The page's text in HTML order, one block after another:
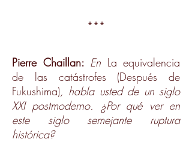
***
Pierre Chaillan: En La equivalencia
de las catástrofes
(Después de
Fukushima), habla usted de un siglo
XXI postmoderno. ¿Por qué ver en
este siglo semejante ruptura
histórica?